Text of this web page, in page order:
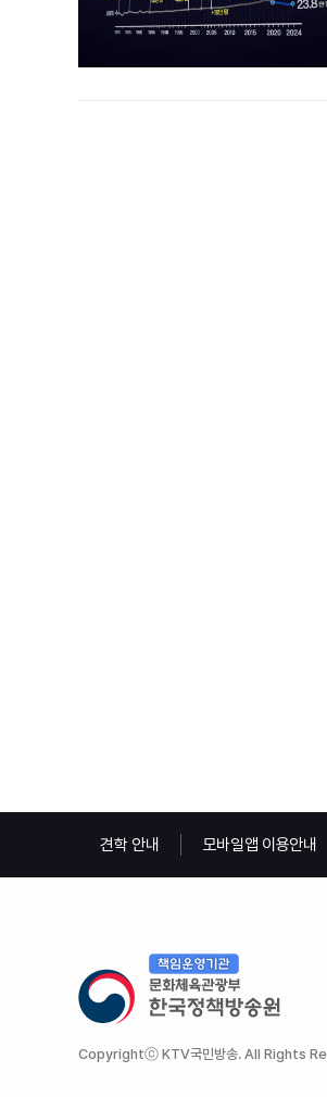
견학 안내 모바일앱 이용안내
Copyrightⓒ KTV국민방송. All Rights